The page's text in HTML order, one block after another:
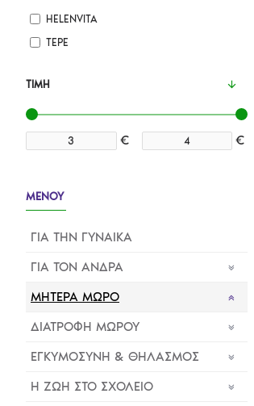
ΤΙΜΉ
€ €
HELENVITA
TEPE
ΜΕΝΟΥ
ΓΙΑ ΤΗΝ ΓΥΝΑΙΚΑ
ΓΙΑ ΤΟΝ ΑΝΔΡΑ
ΜΗΤΕΡΑ ΜΩΡΟ
ΔΙΑΤΡΟΦΗ ΜΩΡΟΥ
ΕΓΚΥΜΟΣΥΝΗ & ΘΗΛΑΣΜΟΣ
Η ΖΩΗ ΣΤΟ ΣΧΟΛΕΙΟ